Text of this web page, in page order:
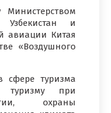
Узбекистан и
авиации Китая
«Воздушного
сфере туризма
туризму при
охраны